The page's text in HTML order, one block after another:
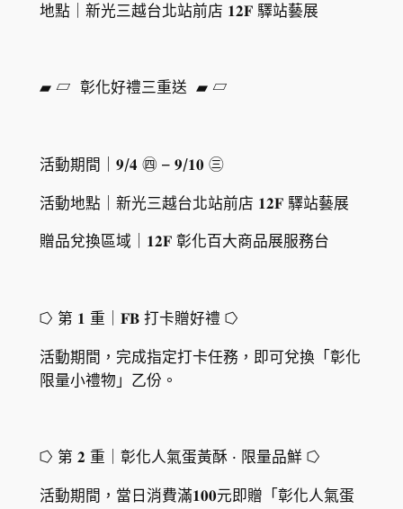
地點｜新光三越台北站前店 𝟏𝟐𝐅 驛站藝展
▰ ▱ ​ 彰化好禮三重送 ​ ▰ ▱
活動期間｜𝟗/𝟒 ㊃ – 𝟗/𝟏𝟎 ㊂
活動地點｜新光三越台北站前店 𝟏𝟐𝐅 驛站藝展
贈品兌換區域｜𝟏𝟐𝐅 彰化百大商品展服務台
⭔ 第 𝟏 重｜𝐅𝐁 打卡贈好禮 ⭔
活動期間，完成指定打卡任務，即可兌換「彰化
限量小禮物」乙份。
⭔ 第 𝟐 重｜彰化人氣蛋黃酥 · 限量品鮮 ⭔
活動期間，當日消費滿𝟏𝟎𝟎元即贈「彰化人氣蛋